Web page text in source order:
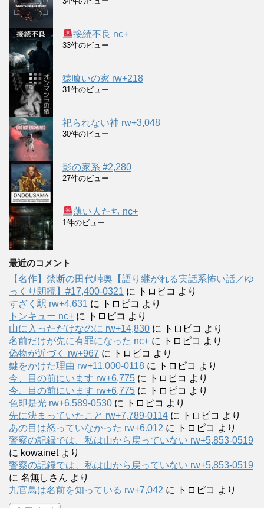
接続不良 nc+
33件のビュー
猿喰いの家 rw+218
31件のビュー
祀られない神 rw+3,048
30件のビュー
影の家系 #2,280
27件のビュー
薄い人たち nc+
1件のビュー
最近のコメント
【名作】禁断の田代峠奥【語り継がれる実話系怖い話／ゆ
っくり朗読】#17,400-0321 に トロピコ より
すざく駅 rw+4,631 に トロピコ より
トンキュー nc+ に トロピコ より
山に入っただけなのに rw+14,830 に トロピコ より
名前だけが先に有罪になった nc+ に トロピコ より
偽物が近づく rw+967 に トロピコ より
鍵をかけた理由 rw+11,000-0118 に トロピコ より
今、目の前にいます rw+6,775 に トロピコ より
今、目の前にいます rw+6,775 に トロピコ より
色即是光 rw+6,589-0530 に トロピコ より
先に決まっていたこと rw+7,789-0114 に トロピコ より
あの目は怒っていなかった rw+6.012 に トロピコ より
警察の記録では、私は山から戻っていない rw+5,853-0519
に kowainetより
警察の記録では、私は山から戻っていない rw+5,853-0519
に 名無しさん より
九官鳥は名前を知っている rw+7,042 に トロピコ より